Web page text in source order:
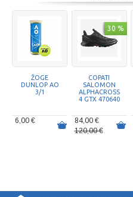
ŽOGE
DUNLOP AO
3/1
6,00 €
30 %
COPATI
SALOMON
ALPHACROSS
4 GTX 470640
84,00 €
120,00 €
50 % 25 %